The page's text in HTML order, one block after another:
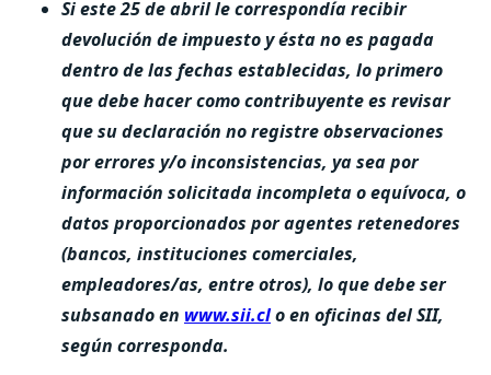
Si este 25 de abril le correspondía recibir
devolución de impuesto y ésta no es pagada
dentro de las fechas establecidas, lo primero
que debe hacer como contribuyente es revisar
que su declaración no registre observaciones
por errores y/o inconsistencias, ya sea por
información solicitada incompleta o equívoca, o
datos proporcionados por agentes retenedores
(bancos, instituciones comerciales,
empleadores/as, entre otros), lo que debe ser
subsanado en www.sii.clo en oficinas del SII,
según corresponda.